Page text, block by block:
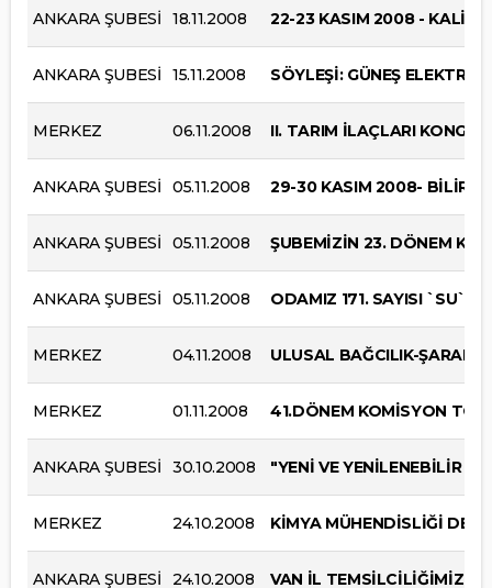
ANKARA ŞUBESİ 18.11.2008 22-23 KASIM 2008 - KALİTE
ANKARA ŞUBESİ 15.11.2008 SÖYLEŞİ: GÜNEŞ ELEKTRİĞİ
MERKEZ 06.11.2008 II. TARIM İLAÇLARI
ANKARA ŞUBESİ 05.11.2008 29-30 KASIM 2008-
ANKARA ŞUBESİ 05.11.2008 ŞUBEMİZİN 23. DÖNEM
ANKARA ŞUBESİ 05.11.2008 ODAMIZ 171. SAYISI `SU`
MERKEZ 04.11.2008 ULUSAL BAĞCILIK-ŞARAP
MERKEZ 01.11.2008 41.DÖNEM KOMİSYON
ANKARA ŞUBESİ 30.10.2008 "YENİ VE YENİLENEBİLİR
MERKEZ 24.10.2008 KİMYA MÜHENDİSLİĞİ
ANKARA ŞUBESİ 24.10.2008 VAN İL TEMSİLCİLİĞİMİZDE